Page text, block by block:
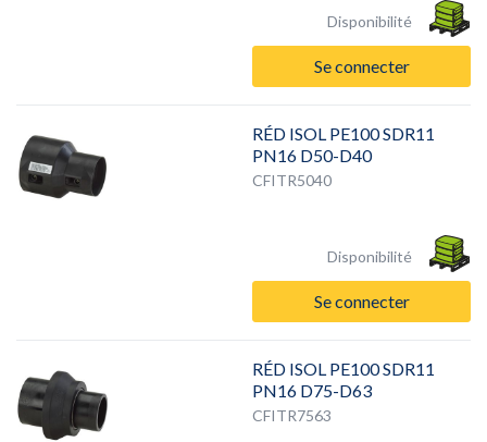
Disponibilité
Se connecter
RÉD ISOL PE100 SDR11
PN16 D50-D40
CFITR5040
Disponibilité
Se connecter
RÉD ISOL PE100 SDR11
PN16 D75-D63
CFITR7563